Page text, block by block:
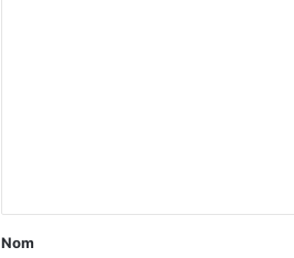
a
Nom